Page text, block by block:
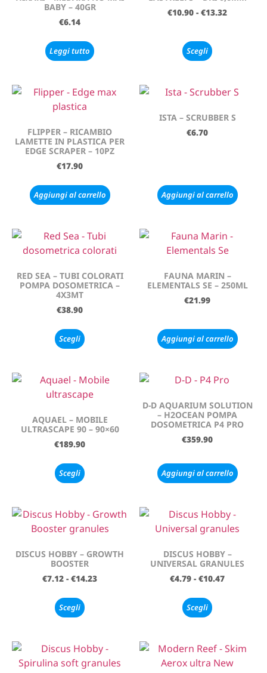
BABY – 40GR
€6.14
Leggi tutto
€10.90 - €13.32
Scegli
FLIPPER – RICAMBIO
LAMETTE IN PLASTICA PER
EDGE SCRAPER – 10PZ
€17.90
Aggiungi al carrello
ISTA – SCRUBBER S
€6.70
Aggiungi al carrello
RED SEA – TUBI COLORATI
POMPA DOSOMETRICA –
4X3MT
€38.90
Scegli
FAUNA MARIN –
ELEMENTALS SE – 250ML
€21.99
Aggiungi al carrello
AQUAEL – MOBILE
ULTRASCAPE 90 – 90×60
€189.90
Scegli
D-D AQUARIUM SOLUTION
– H2OCEAN POMPA
DOSOMETRICA P4 PRO
€359.90
Aggiungi al carrello
DISCUS HOBBY – GROWTH
BOOSTER
€7.12 - €14.23
Scegli
DISCUS HOBBY –
UNIVERSAL GRANULES
€4.79 - €10.47
Scegli